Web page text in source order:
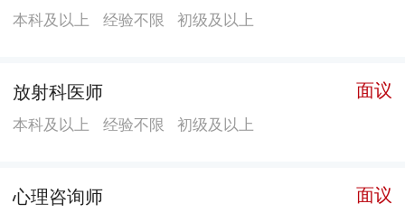
医疗服务项目。孕产期健康管理中心、产房、手术室同
爱婴区设有温馨特需病房，开展准爸妈课堂,指导母乳喂
养，产褥期宣教。开展促进产后康复中药沐足、穴位贴
儿科是恩平市重点专科，是全市危急重症新生儿救治中
本科及以上 经验不限 初级及以上
放射科医师 面议
本科及以上 经验不限 初级及以上
心理咨询师 面议